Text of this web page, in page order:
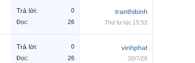
Trả lời:
0
Đọc:
26
tranthibinh
Thứ tư lúc 15:52
Trả lời:
0
Đọc:
26
vinhphat
30/7/26